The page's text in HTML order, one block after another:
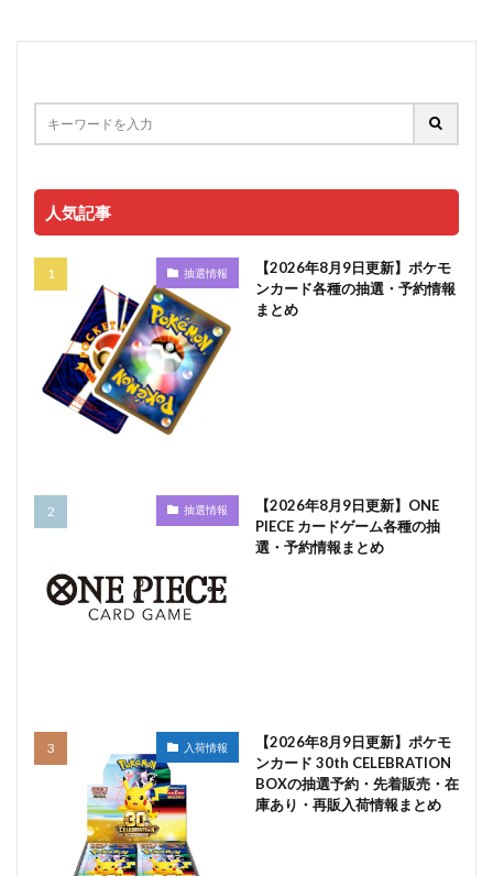
人気記事
抽選情報
【2026年8月9日更新】ポケモ
ンカード各種の抽選・予約情報
まとめ
抽選情報
【2026年8月9日更新】ONE
PIECE カードゲーム各種の抽
選・予約情報まとめ
入荷情報
【2026年8月9日更新】ポケモ
ンカード 30th CELEBRATION
BOXの抽選予約・先着販売・在
庫あり・再販入荷情報まとめ